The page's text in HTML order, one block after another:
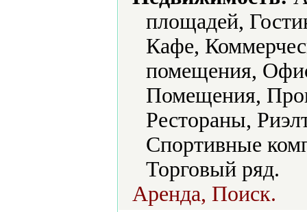
площадей,
Кафе,
помещения,
Помещения,
Рестораны,
Спортивные
Торговый ряд.
Аренда, Поиск.